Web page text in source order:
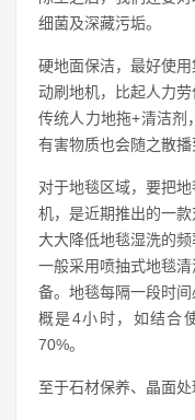
细菌及深藏污垢。
硬地面保洁，最好使
动刷地机，比起人力
传统人力地拖+清洁剂
有害物质也会随之散播
对于地毯区域，要把
机，是近期推出的一
大大降低地毯湿洗的
一般采用喷抽式地毯
备。地毯每隔一段时
概是4小时，如结合
70%。
至于石材保养、晶面